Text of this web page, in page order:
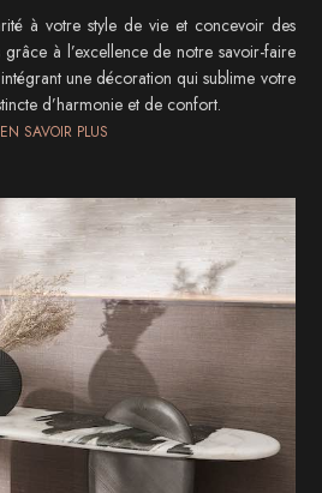
à votre style de vie et concevoir des
grâce à l’excellence de notre savoir-faire
une décoration qui sublime votre
d’harmonie et de confort.
EN SAVOIR PLUS